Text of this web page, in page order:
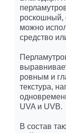
роскошный,
можно
средство
ровным и
текстура,
UVA и UVB.
В состав